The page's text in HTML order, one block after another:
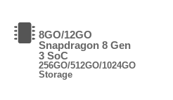
8GO/12GO
Snapdragon 8 Gen
3 SoC
256GO/512GO/1024GO
Storage